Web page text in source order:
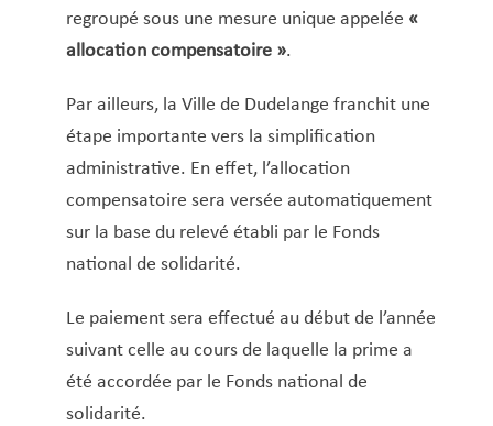
Téléalarme
Vignette parking résidentiel
regroupé sous une mesure unique appelée «
allocation compensatoire ».
Par ailleurs, la Ville de Dudelange franchit une
étape importante vers la simplification
administrative. En effet, l’allocation
compensatoire sera versée automatiquement
sur la base du relevé établi par le Fonds
national de solidarité.
Le paiement sera effectué au début de l’année
suivant celle au cours de laquelle la prime a
été accordée par le Fonds national de
solidarité.